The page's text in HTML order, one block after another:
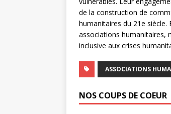
de la construction de
humanitaires du 21e
associations humanitaires,
inclusive aux crises
ASSOCIATIONS
NOS COUPS DE COEUR